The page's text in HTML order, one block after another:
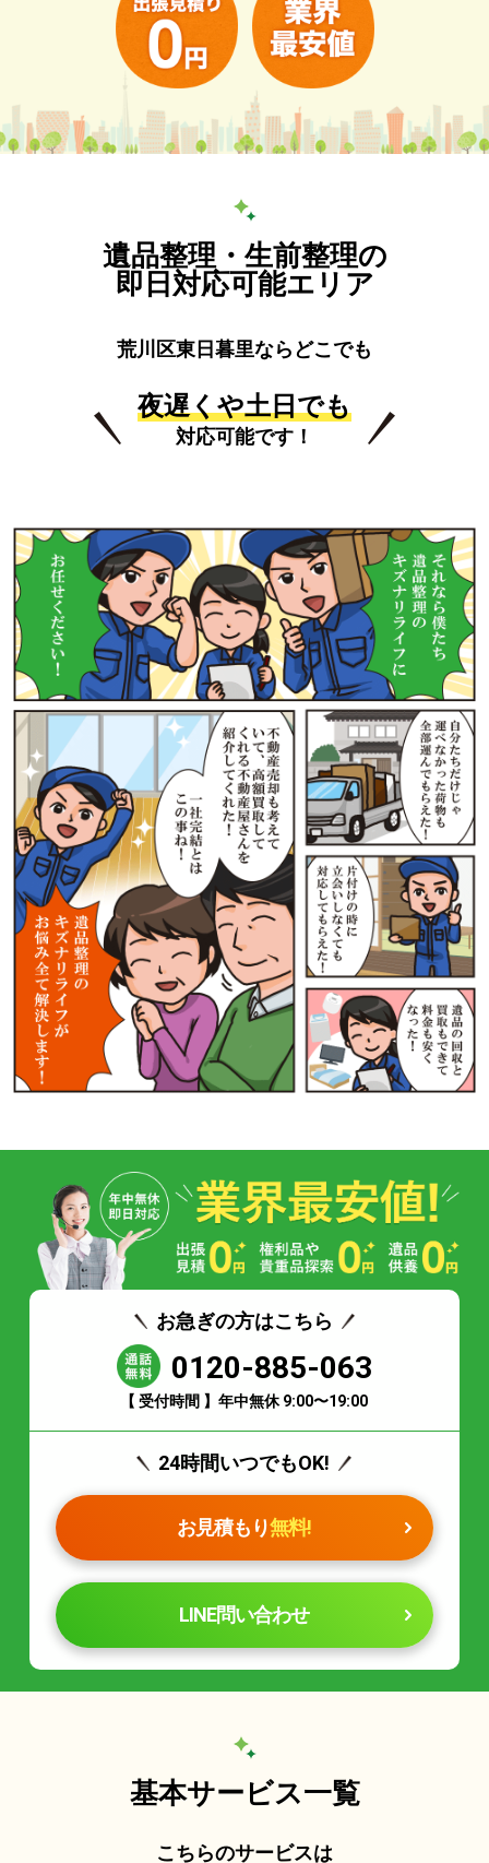
遺品整理・生前整理の
即日対応可能エリア
荒川区東日暮里ならどこでも
夜遅くや土日でも
対応可能です！
お急ぎの方はこちら
0120-885-063
【 受付時間 】年中無休 9:00〜19:00
24時間いつでもOK!
お見積もり無料!
LINE問い合わせ
基本サービス一覧
こちらのサービスは